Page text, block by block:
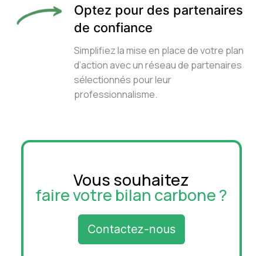
Optez pour des partenaires
de confiance
Simplifiez la mise en place de votre plan
d’action avec un réseau de partenaires
sélectionnés pour leur
professionnalisme.
Vous souhaitez
recevoir un devis ?
Contactez-nous